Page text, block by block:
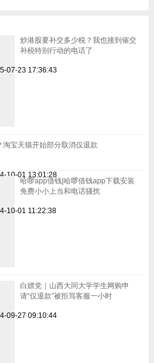
炒港股要补交多少税？我也接到催交
补税特别行动的电话了
07-23 17:36:43
宝天猫开始部分取消仅退款
10-01 13:01:28
哈啰app借钱|哈啰借钱app下载安装
免费小小上当和电话骚扰
10-01 11:22:38
白嫖党｜山西大同大学学生网购申
请“仅退款”被拒骂客服一小时
09-27 09:10:44